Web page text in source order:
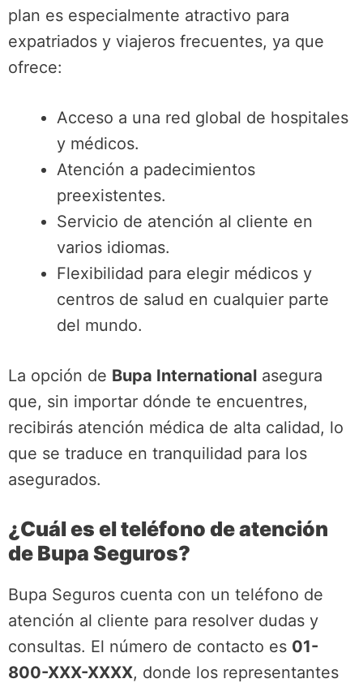
plan es especialmente atractivo para
expatriados y viajeros frecuentes, ya que
ofrece:
Acceso a una red global de hospitales
y médicos.
Atención a padecimientos
preexistentes.
Servicio de atención al cliente en
varios idiomas.
Flexibilidad para elegir médicos y
centros de salud en cualquier parte
del mundo.
La opción de Bupa International asegura
que, sin importar dónde te encuentres,
recibirás atención médica de alta calidad, lo
que se traduce en tranquilidad para los
asegurados.
¿Cuál es el teléfono de atención
de Bupa Seguros?
Bupa Seguros cuenta con un teléfono de
atención al cliente para resolver dudas y
consultas. El número de contacto es 01-
800-XXX-XXXX, donde los representantes